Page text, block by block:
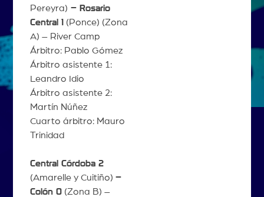
Pereyra) – Rosario
Central 1 (Ponce) (Zona
A) – River Camp
Árbitro: Pablo Gómez
Árbitro asistente 1:
Leandro Idio
Árbitro asistente 2:
Martín Núñez
Cuarto árbitro: Mauro
Trinidad
Central Córdoba 2
(Amarelle y Cuitiño) –
Colón 0(Zona B) –